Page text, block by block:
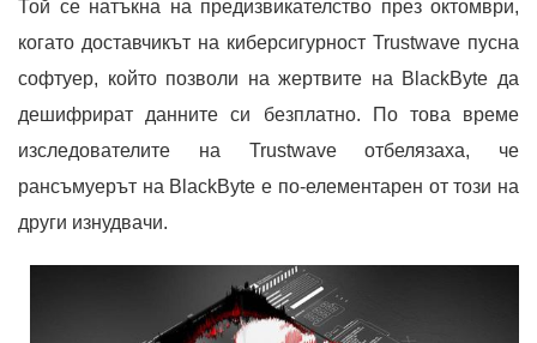
Той се натъкна на предизвикателство през октомври,
когато доставчикът на киберсигурност Trustwave пусна
софтуер, който позволи на жертвите на BlackByte да
дешифрират данните си безплатно. По това време
изследователите на Trustwave отбелязаха, че
рансъмуерът на BlackByte е по-елементарен от този на
други изнудвачи.